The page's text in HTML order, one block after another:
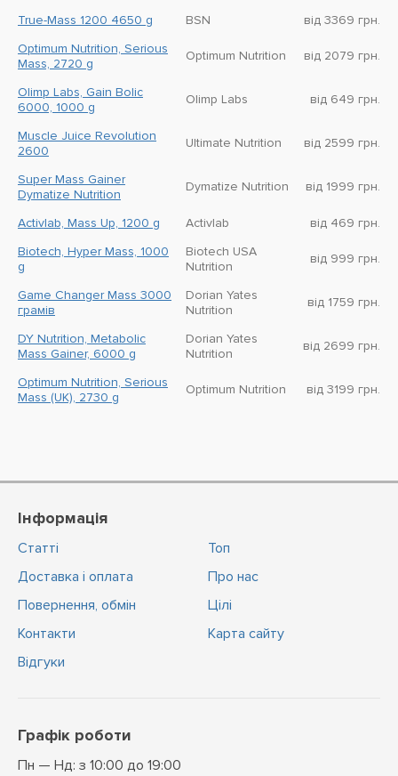
True-Mass 1200 4650 g
BSN
від 3369 грн.
Optimum Nutrition, Serious
Mass, 2720 g
Optimum Nutrition від 2079 грн.
Olimp Labs, Gain Bolic
6000, 1000 g
Olimp Labs від 649 грн.
Muscle Juice Revolution
2600
Ultimate Nutrition від 2599 грн.
Super Mass Gainer
Dymatize Nutrition
Dymatize Nutrition від 1999 грн.
Activlab, Mass Up, 1200 g Activlab
від 469 грн.
Biotech, Hyper Mass, 1000
g
Biotech USA
Nutrition
від 999 грн.
Game Changer Mass 3000
грамів
Dorian Yates
Nutrition
від 1759 грн.
DY Nutrition, Metabolic
Mass Gainer, 6000 g
Dorian Yates
Nutrition
від 2699 грн.
Optimum Nutrition, Serious
Mass (UK), 2730 g
Optimum Nutrition від 3199 грн.
Інформація
Статті
Доставка і оплата
Повернення, обмін
Контакти
Відгуки
Топ
Про нас
Цiлi
Карта сайту
Графік роботи
Пн — Нд: з 10:00 до 19:00